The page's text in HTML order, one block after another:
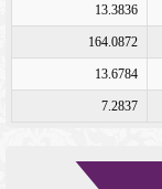
13.3836
164.0872
13.6784
7.2837